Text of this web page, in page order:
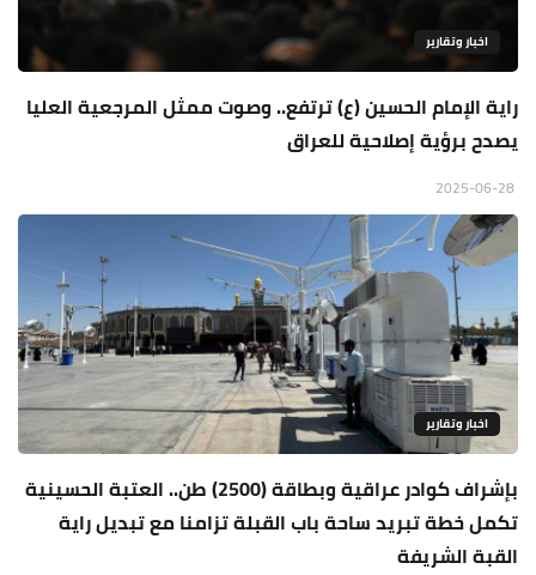
اخبار وتقارير
راية الإمام الحسين (ع) ترتفع.. وصوت ممثل المرجعية العليا
يصدح برؤية إصلاحية للعراق
اخبار وتقارير
بإشراف كوادر عراقية وبطاقة (2500) طن.. العتبة الحسينية
تكمل خطة تبريد ساحة باب القبلة تزامنا مع تبديل راية
القبة الشريفة